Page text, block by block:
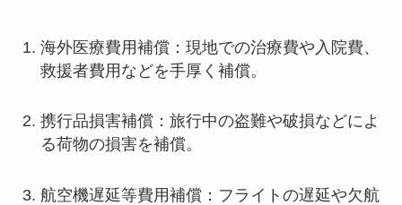
海外医療費用補償：現地での治療費や入院費、
救援者費用などを手厚く補償。
携行品損害補償：旅行中の盗難や破損などによ
る荷物の損害を補償。
航空機遅延等費用補償：フライトの遅延や欠航